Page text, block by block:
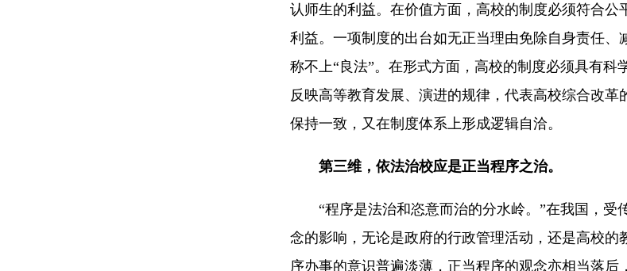
认师生的利益。在价值方面，高校的制度必须符合公
利益。一项制度的出台如无正当理由免除自身责任、
称不上“良法”。在形式方面，高校的制度必须具有科
反映高等教育发展、演进的规律，代表高校综合改革
保持一致，又在制度体系上形成逻辑自洽。
第三维，依法治校应是正当程序之治。
“程序是法治和恣意而治的分水岭。”在我国，受
念的影响，无论是政府的行政管理活动，还是高校的
序办事的意识普遍淡薄，正当程序的观念亦相当落后